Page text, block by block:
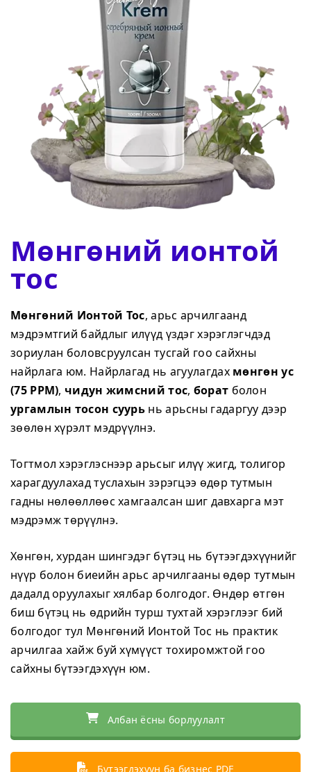
Мөнгөний ионтой
тос
Мөнгөний Ионтой Тос, арьс арчилгаанд
мэдрэмтгий байдлыг илүүд үздэг хэрэглэгчдэд
зориулан боловсруулсан тусгай гоо сайхны
найрлага юм. Найрлагад нь агуулагдах мөнгөн ус
(75 PPM), чидун жимсний тос, борат болон
ургамлын тосон суурь нь арьсны гадаргуу дээр
зөөлөн хүрэлт мэдрүүлнэ.
Тогтмол хэрэглэснээр арьсыг илүү жигд, толигор
харагдуулахад туслахын зэрэгцээ өдөр тутмын
гадны нөлөөллөөс хамгаалсан шиг давхарга мэт
мэдрэмж төрүүлнэ.
Хөнгөн, хурдан шингэдэг бүтэц нь бүтээгдэхүүнийг
нүүр болон биеийн арьс арчилгааны өдөр тутмын
дадалд оруулахыг хялбар болгодог. Өндөр өтгөн
биш бүтэц нь өдрийн турш тухтай хэрэглээг бий
болгодог тул Мөнгөний Ионтой Тос нь практик
арчилгаа хайж буй хүмүүст тохиромжтой гоо
сайхны бүтээгдэхүүн юм.
Албан ёсны борлуулалт
Бүтээгдэхүүн ба бизнес PDF